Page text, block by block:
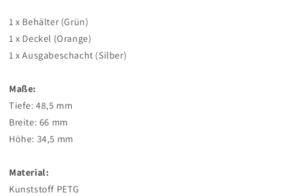
1 x Behälter (Grün)
1 x Deckel (Orange)
1 x Ausgabeschacht (Silber)
Maße:
Tiefe: 48,5 mm
Breite: 66 mm
Höhe: 34,5 mm
Material:
Kunststoff PETG